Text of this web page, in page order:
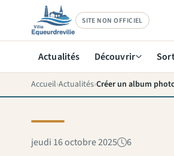
SITE NON OFFICIEL
Actualités Découvrir
Accueil Actualités
jeudi 16 octobre 2025 6